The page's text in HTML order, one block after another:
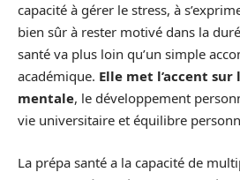
capacité à gérer le stress, à
bien sûr à rester motivé dans la
santé va plus loin qu’un simple
académique. Elle met l’accent
mentale, le développement
vie universitaire et équilibre
La prépa santé a la capacité de